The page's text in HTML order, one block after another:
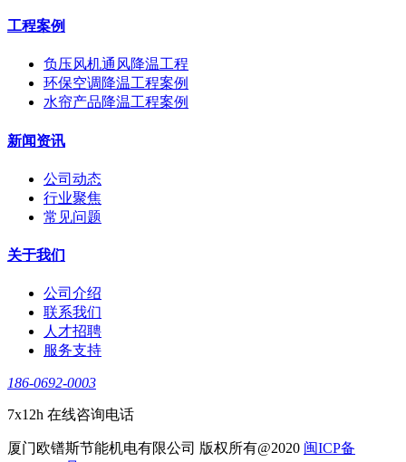
工程案例
负压风机通风降温工程
环保空调降温工程案例
水帘产品降温工程案例
新闻资讯
公司动态
行业聚焦
常见问题
关于我们
公司介绍
联系我们
人才招聘
服务支持
186-0692-0003
7x12h 在线咨询电话
厦门欧镨斯节能机电有限公司 版权所有@2020 闽ICP备